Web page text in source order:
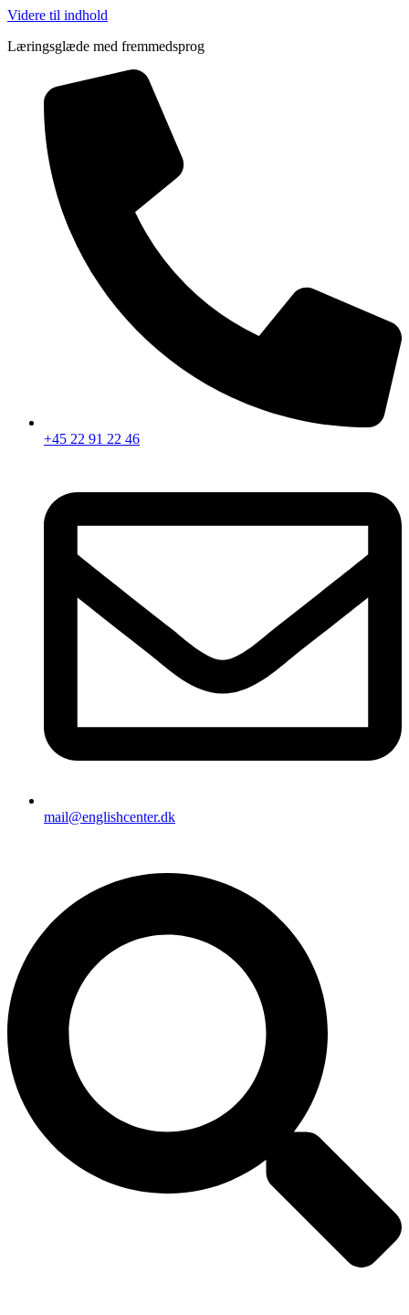
Videre til indhold
Læringsglæde med fremmedsprog
+45 22 91 22 46
mail@englishcenter.dk